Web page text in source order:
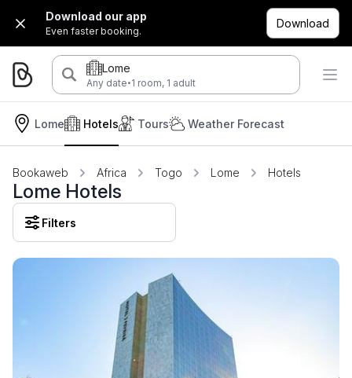
Download our app
Even faster booking.
Download
Lome
Any date·1 room, 1 adult
Lome Hotels Tours Weather Forecast
Bookaweb Africa Togo Lome Hotels
Lome Hotels
Filters